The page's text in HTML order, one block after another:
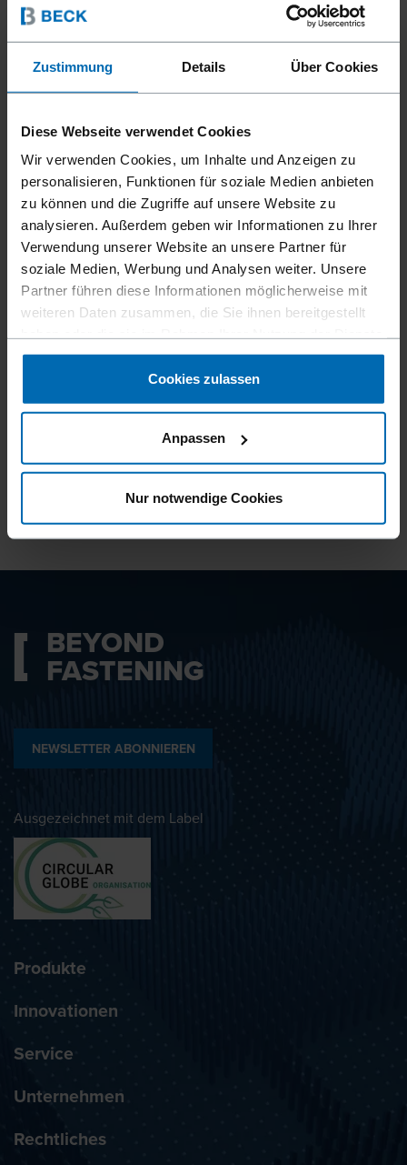
Zustimmung Details Über Cookies
Diese Webseite verwendet Cookies
Wir verwenden Cookies, um Inhalte und Anzeigen zu
personalisieren, Funktionen für soziale Medien anbieten
zu können und die Zugriffe auf unsere Website zu
analysieren. Außerdem geben wir Informationen zu Ihrer
Verwendung unserer Website an unsere Partner für
soziale Medien, Werbung und Analysen weiter. Unsere
Partner führen diese Informationen möglicherweise mit
weiteren Daten zusammen, die Sie ihnen bereitgestellt
gesammelt haben.
Cookies zulassen
Anpassen
Nur notwendige Cookies
LAND
PLZ
IHRE NACHRICHT
Datenschutzbestimmungen
BEYOND
FASTENING
NEWSLETTER ABONNIEREN
Ausgezeichnet mit dem Label
Produkte
Innovationen
Service
Unternehmen
Rechtliches